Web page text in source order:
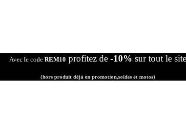
Avec le code REM10 profitez de -10% sur tout le site
(hors produit déjà en promotion,soldes et motos)